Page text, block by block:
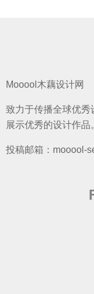
Mooool木藕设计网
致力于传播全球优秀
展示优秀的设计作品
投稿邮箱：mooool-